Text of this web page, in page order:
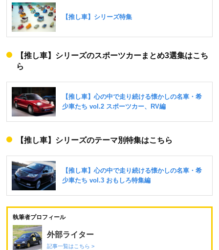
【推し車】シリーズのスポーツカーまとめ3選集はこち
ら
【推し車】シリーズのテーマ別特集はこちら
執筆者プロフィール
外部ライター
記事一覧はこちら >